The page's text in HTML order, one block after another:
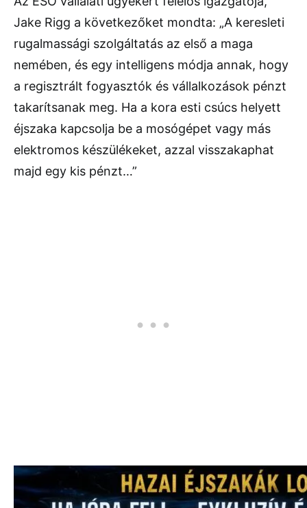
Jake Rigg a következőket mondta: „A keresleti
rugalmassági szolgáltatás az első a maga
nemében, és egy intelligens módja annak, hogy
a regisztrált fogyasztók és vállalkozások pénzt
takarítsanak meg. Ha a kora esti csúcs helyett
éjszaka kapcsolja be a mosógépet vagy más
elektromos készülékeket, azzal visszakaphat
majd egy kis pénzt…”